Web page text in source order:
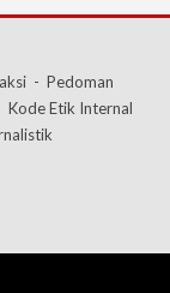
- Pedoman
Kode Etik Internal